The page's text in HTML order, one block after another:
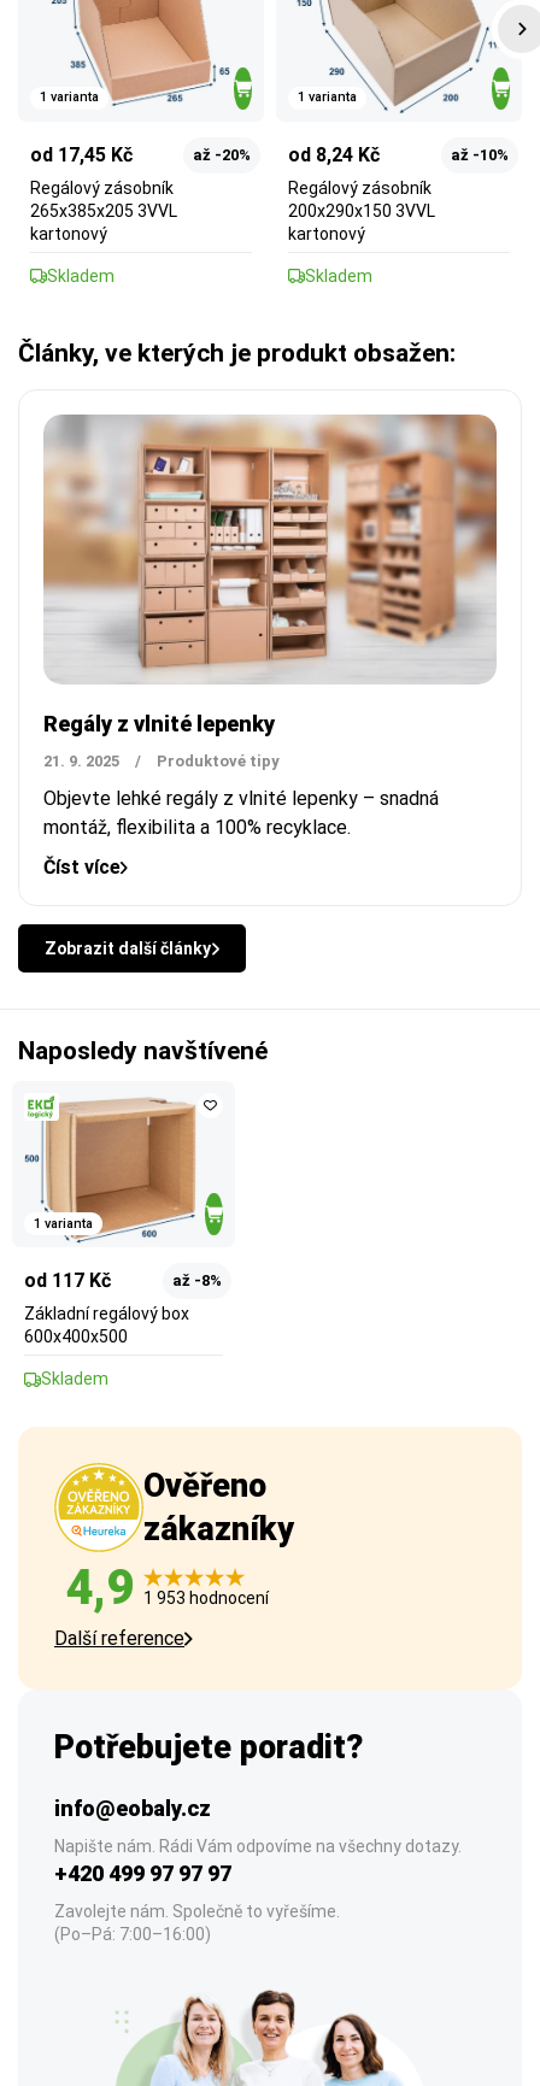
1 varianta
od 17,45 Kč až -20%
Regálový zásobník
265x385x205 3VVL
kartonový
Skladem
1 varianta
od 8,24 Kč až -10%
Regálový zásobník
200x290x150 3VVL
kartonový
Skladem
Články, ve kterých je produkt obsažen:
Regály z vlnité lepenky
21. 9. 2025 / Produktové tipy
Objevte lehké regály z vlnité lepenky – snadná
montáž, flexibilita a 100% recyklace.
Číst více
Zobrazit další články
Naposledy navštívené
1 varianta
od 117 Kč až -8%
Základní regálový box
600x400x500
Skladem
Ověřeno
zákazníky
4,9 1 953 hodnocení
Další reference
Potřebujete poradit?
info@eobaly.cz
Napište nám. Rádi Vám odpovíme na všechny dotazy.
+420 499 97 97 97
Zavolejte nám. Společně to vyřešíme.
(Po–Pá: 7:00–16:00)